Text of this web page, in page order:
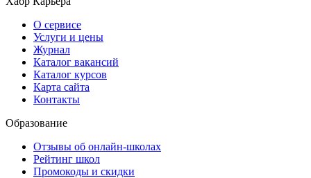
О сервисе
Услуги и цены
Журнал
Каталог вакансий
Каталог курсов
Карта сайта
Контакты
Образование
Отзывы об онлайн-школах
Рейтинг школ
Промокоды и скидки